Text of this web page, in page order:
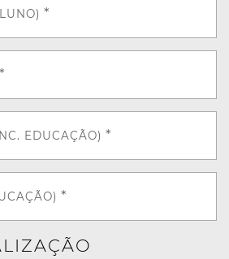
*
*
EDUCAÇÃO) *
*